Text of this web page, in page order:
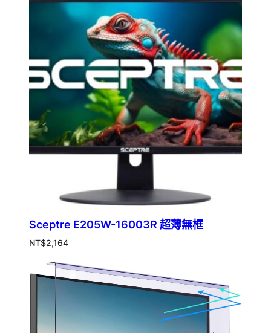
Sceptre E205W-16003R 超薄無框
NT$2,164